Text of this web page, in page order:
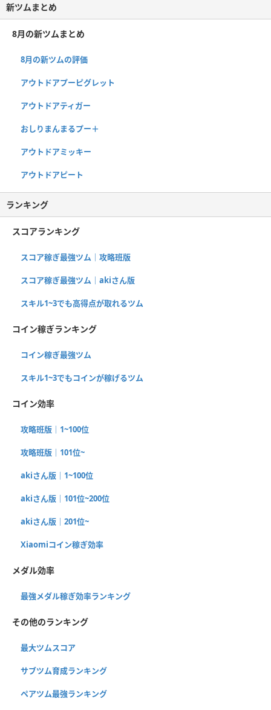
新ツムまとめ
8月の新ツムまとめ
8月の新ツムの評価
アウトドアプーピグレット
アウトドアティガー
おしりまんまるプー＋
アウトドアミッキー
アウトドアピート
ランキング
スコアランキング
スコア稼ぎ最強ツム｜攻略班版
スコア稼ぎ最強ツム｜akiさん版
スキル1~3でも高得点が取れるツム
コイン稼ぎランキング
コイン稼ぎ最強ツム
スキル1~3でもコインが稼げるツム
コイン効率
攻略班版｜1~100位
攻略班版｜101位~
akiさん版｜1~100位
akiさん版｜101位~200位
akiさん版｜201位~
Xiaomiコイン稼ぎ効率
メダル効率
最強メダル稼ぎ効率ランキング
その他のランキング
最大ツムスコア
サブツム育成ランキング
ペアツム最強ランキング